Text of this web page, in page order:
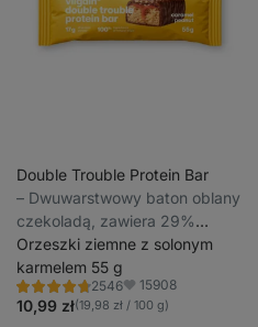
Double Trouble Protein Bar
⁠–⁠ Dwuwarstwowy baton oblany
czekoladą, zawiera 29%
wysokiej jakości białka, bez
konserwantów i barwników.
Orzeszki ziemne z solonym
karmelem 55 g
2546
Ocena
4.7/5,
2546
Ulubione
15908
10,99 zł(19,98 zł / 100 g)